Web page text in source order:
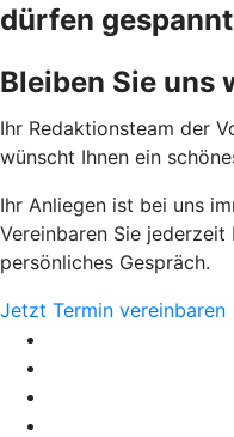
dürfen
Bleiben Sie uns
Ihr Redaktionsteam der
wünscht Ihnen ein
Ihr Anliegen ist bei uns
Vereinbaren Sie jederzeit
persönliches Gespräch.
Jetzt Termin vereinbaren